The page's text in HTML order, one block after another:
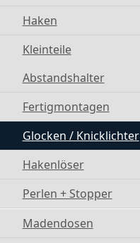
Haken
Kleinteile
Abstandshalter
Fertigmontagen
Glocken / Knicklichter
Hakenlöser
Perlen + Stopper
Madendosen